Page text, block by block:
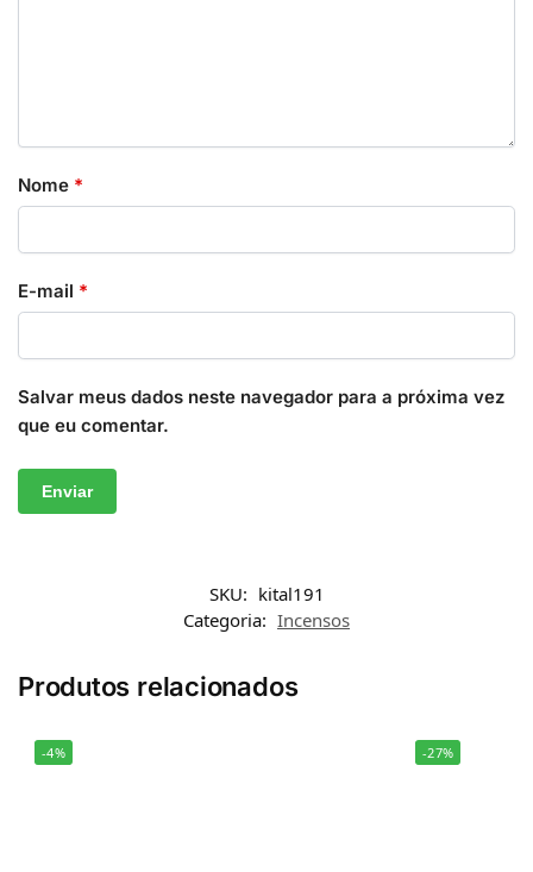
Nome *
E-mail *
Salvar meus dados neste navegador para a próxima vez
que eu comentar.
SKU: kital191
Categoria: Incensos
Produtos relacionados
-4% -27%